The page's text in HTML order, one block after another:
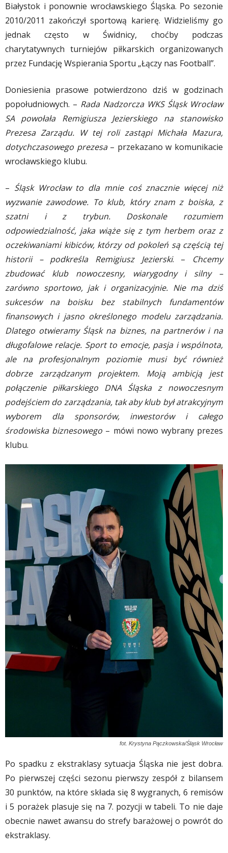
Białystok i ponownie wrocławskiego Śląska. Po sezonie
2010/2011 zakończył sportową karierę. Widzieliśmy go
jednak często w Świdnicy, choćby podczas
charytatywnych turniejów piłkarskich organizowanych
przez Fundację Wspierania Sportu „Łączy nas Football”.
Doniesienia prasowe potwierdzono dziś w godzinach
popołudniowych. – Rada Nadzorcza WKS Śląsk Wrocław
SA powołała Remigiusza Jezierskiego na stanowisko
Prezesa Zarządu. W tej roli zastąpi Michała Mazura,
dotychczasowego prezesa– przekazano w komunikacie
wrocławskiego klubu.
– Śląsk Wrocław to dla mnie coś znacznie więcej niż
wyzwanie zawodowe. To klub, który znam z boiska, z
szatni i z trybun. Doskonale rozumiem
odpowiedzialność, jaka wiąże się z tym herbem oraz z
oczekiwaniami kibiców, którzy od pokoleń są częścią tej
historii – podkreśla Remigiusz Jezierski. – Chcemy
zbudować klub nowoczesny, wiarygodny i silny –
zarówno sportowo, jak i organizacyjnie. Nie ma dziś
sukcesów na boisku bez stabilnych fundamentów
finansowych i jasno określonego modelu zarządzania.
Dlatego otwieramy Śląsk na biznes, na partnerów i na
długofalowe relacje. Sport to emocje, pasja i wspólnota,
ale na profesjonalnym poziomie musi być również
dobrze zarządzanym projektem. Moją ambicją jest
połączenie piłkarskiego DNA Śląska z nowoczesnym
podejściem do zarządzania, tak aby klub był atrakcyjnym
wyborem dla sponsorów, inwestorów i całego
środowiska biznesowego – mówi nowo wybrany prezes
klubu.
fot. Krystyna Pączkowska/Śląsk Wrocław
Po spadku z ekstraklasy sytuacja Śląska nie jest dobra.
Po pierwszej części sezonu pierwszy zespół z bilansem
30 punktów, na które składa się 8 wygranych, 6 remisów
i 5 porażek plasuje się na 7. pozycji w tabeli. To nie daje
obecnie nawet awansu do strefy barażowej o powrót do
ekstraklasy.